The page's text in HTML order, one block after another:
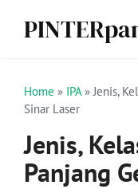
Home » IPA»Jenis,
Sinar Laser
Jenis,
Panjang